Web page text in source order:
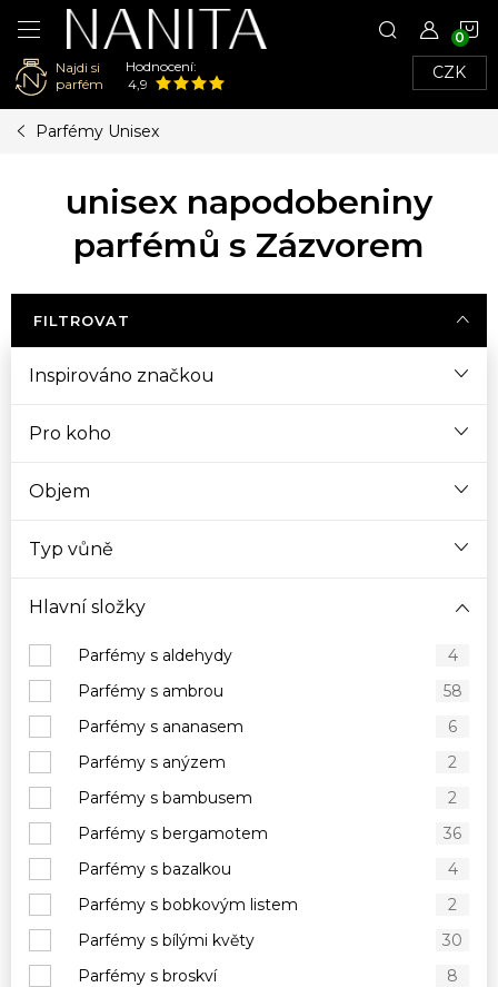
Najdi si
parfém
Hodnocení:
4,9
CZK
Parfémy Unisex
unisex napodobeniny
parfémů s Zázvorem
FILTROVAT
Inspirováno značkou
Pro koho
Objem
Typ vůně
Hlavní složky
Parfémy s aldehydy
4
Parfémy s ambrou
58
Parfémy s ananasem
6
Parfémy s anýzem
2
Parfémy s bambusem
2
Parfémy s bergamotem
36
Parfémy s bazalkou
4
Parfémy s bobkovým listem
2
Parfémy s bílými květy
30
Parfémy s broskví
8